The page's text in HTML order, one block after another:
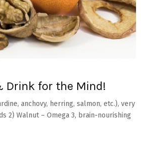
Drink for the Mind!
anchovy, herring, salmon, etc.), very
2) Walnut – Omega 3, brain-nourishing